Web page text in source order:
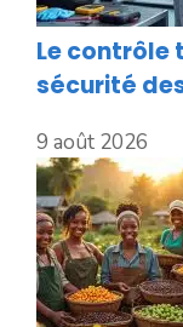
Le contrôle
sécurité
9 août 2026